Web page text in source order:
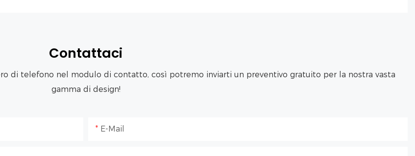
Contattaci
di telefono nel modulo di contatto, così potremo inviarti un preventivo gratuito per la nostra vasta
gamma di design!
E-Mail